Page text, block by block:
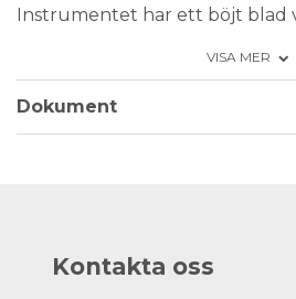
Instrumentet har ett böjt blad
rörelser. Ergonomiskt blått
mm.
VISA MER
Dokument
Kontakta oss